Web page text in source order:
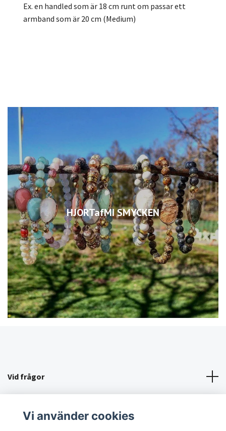
HJORTafMI SMYCKEN
Ex. en handled som är 18 cm runt om passar ett
armband som är 20 cm (Medium)
Vid frågor
Vi använder cookies